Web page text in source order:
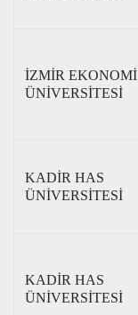
İZMİR EKONOMİ
ÜNİVERSİTESİ
KADİR HAS
ÜNİVERSİTESİ
KADİR HAS
ÜNİVERSİTESİ